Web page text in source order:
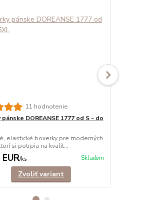
11 hodnotenie
DOREANSE 1777 od S - do
elastické boxerky pre moderných
si potrpia na kvalit...
/ks Skladom
Zvoliť variant